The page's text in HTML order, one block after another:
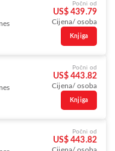
Počni od
US$ 439.79
Cijena/ osoba
Knjiga
Počni od
US$ 443.82
Cijena/ osoba
Knjiga
Počni od
US$ 443.82